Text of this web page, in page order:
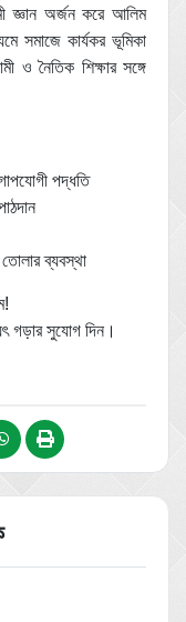
জ্ঞান অর্জন করে আলিম
সমাজে কার্যকর ভূমিকা
ও নৈতিক শিক্ষার সঙ্গে
পদ্ধতি
তোলার ব্যবস্থা
গড়ার সুযোগ দিন।